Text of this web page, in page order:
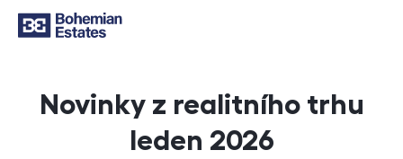
Novinky z realitního trhu
leden 2026